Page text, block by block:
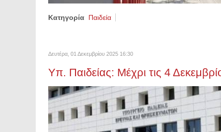
Κατηγορία Παιδεία
Δευτέρα, 01 Δεκεμβρίου 2025 16:30
Υπ. Παιδείας: Μέχρι τις 4